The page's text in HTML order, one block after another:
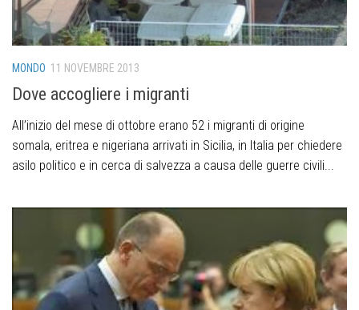
MONDO 11 NOVEMBRE 2013
Dove accogliere i migranti
All’inizio del mese di ottobre erano 52 i migranti di origine
somala, eritrea e nigeriana arrivati in Sicilia, in Italia per chiedere
asilo politico e in cerca di salvezza a causa delle guerre civili...